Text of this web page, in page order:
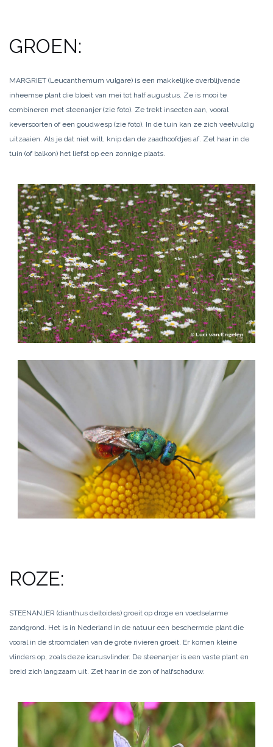
GROEN:
MARGRIET (Leucanthemum vulgare) is een makkelijke overblijvende
inheemse plant die bloeit van mei tot half augustus. Ze is mooi te
combineren met steenanjer (zie foto). Ze trekt insecten aan, vooral
keversoorten of een goudwesp (zie foto). In de tuin kan ze zich veelvuldig
uitzaaien. Als je dat niet wilt, knip dan de zaadhoofdjes af. Zet haar in de
tuin (of balkon) het liefst op een zonnige plaats.
ROZE:
STEENANJER (dianthus deltoides) groeit op droge en voedselarme
zandgrond. Het is in Nederland in de natuur een beschermde plant die
vooral in de stroomdalen van de grote rivieren groeit. Er komen kleine
vlinders op, zoals deze icarusvlinder. De steenanjer is een vaste plant en
breid zich langzaam uit. Zet haar in de zon of halfschaduw.